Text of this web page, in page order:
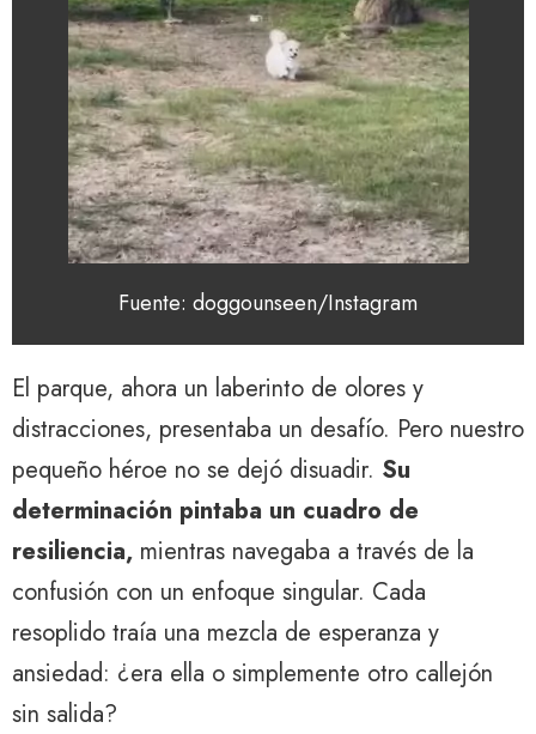
Fuente: doggounseen/Instagram
El parque, ahora un laberinto de olores y
distracciones, presentaba un desafío. Pero nuestro
pequeño héroe no se dejó disuadir. Su
determinación pintaba un cuadro de
resiliencia, mientras navegaba a través de la
confusión con un enfoque singular. Cada
resoplido traía una mezcla de esperanza y
ansiedad: ¿era ella o simplemente otro callejón
sin salida?